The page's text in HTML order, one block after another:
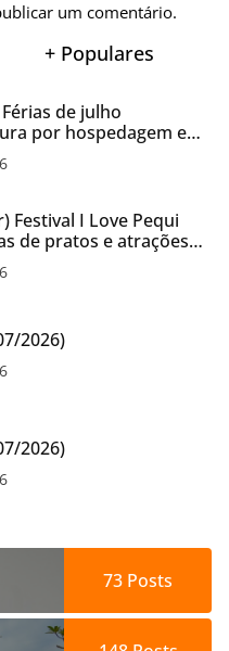
um comentário.
+ Populares
de julho
por hospedagem em
na hora de
Festival I Love Pequi
de pratos e atrações
dos Pais em
2026)
2026)
73 Posts